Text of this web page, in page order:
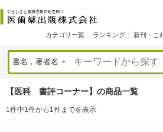
カテゴリ一覧 ランキング 新刊・こ
【医科 書評コーナー】の商品一覧
1件中1件から1件までを表示